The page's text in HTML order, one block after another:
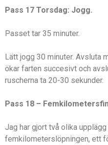
Pass 17 Torsdag: Jogg.
Passet tar 35 minuter.
Lätt jogg 30 minuter. Avsluta
ökar farten succesivt och
ruscherna ta 20-30 sekunder.
Pass 18 –
Jag har gjort två olika
femkilometerslöpningen, ett